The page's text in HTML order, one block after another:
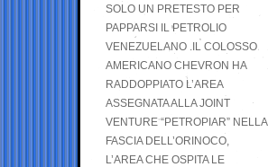
SOLO UN PRETESTO PER
PAPPARSI IL PETROLIO
VENEZUELANO .IL COLOSSO
AMERICANO CHEVRON HA
RADDOPPIATO L’AREA
ASSEGNATA ALLA JOINT
VENTURE “PETROPIAR” NELLA
FASCIA DELL’ORINOCO,
L’AREA CHE OSPITA LE